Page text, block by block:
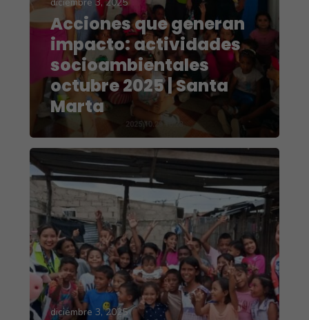
Acciones que generan
impacto: actividades
socioambientales
octubre 2025 | Santa
Marta
diciembre 3, 2025